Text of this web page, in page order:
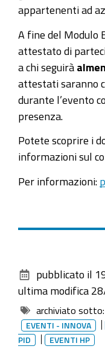
web
marketing"
Lezione
10:
"Posizionamento
online:
non
è
un
appartenenti ad
A fine del Modulo
attestato di
a chi seguirà
attestati saranno
durante l’evento
presenza.
Potete scoprire i
informazioni sul
Per informazioni:
documento
pubblicato il
ultima modifica
archiviato sotto:
EVENTI - INNOVA
PID
EVENTI HP